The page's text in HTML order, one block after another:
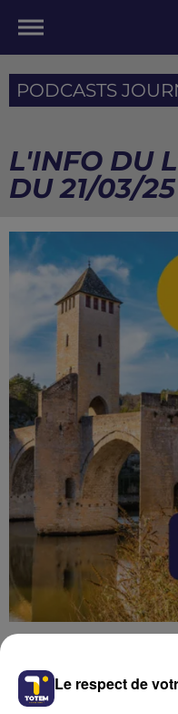
PODCASTS
L'INFO DU
DU 21/03/
Le respect de